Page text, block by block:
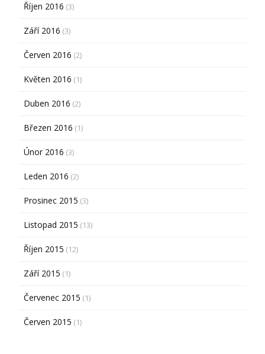
Říjen 2016 (3)
Září 2016 (3)
Červen 2016 (2)
Květen 2016 (1)
Duben 2016 (2)
Březen 2016 (1)
Únor 2016 (3)
Leden 2016 (2)
Prosinec 2015 (3)
Listopad 2015 (13)
Říjen 2015 (12)
Září 2015 (1)
Červenec 2015 (1)
Červen 2015 (1)